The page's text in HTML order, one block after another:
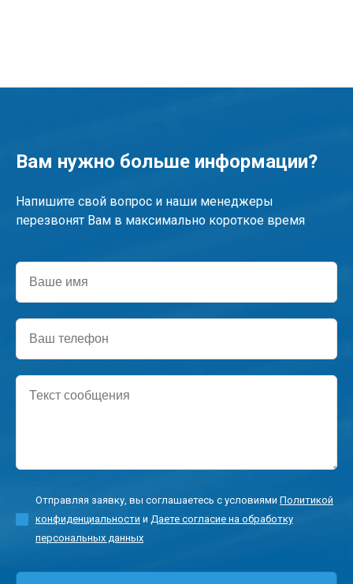
Вам нужно больше информации?
Напишите свой вопрос и наши менеджеры
перезвонят Вам в максимально короткое время
имя
телефон
сообщения
Отправляя заявку, вы соглашаетесь с условиями Политикой
конфиденциальности и Даете согласие на обработку
персональных данных